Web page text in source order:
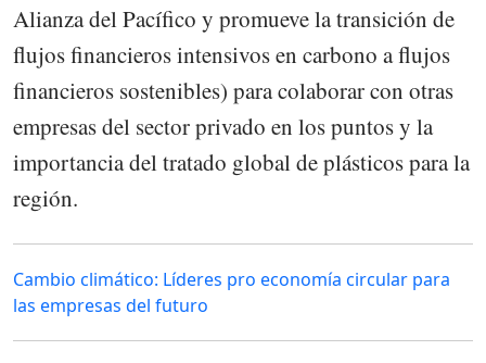
Alianza del Pacífico y promueve la transición de
flujos financieros intensivos en carbono a flujos
financieros sostenibles) para colaborar con otras
empresas del sector privado en los puntos y la
importancia del tratado global de plásticos para la
región.
Cambio climático: Líderes pro economía circular para
las empresas del futuro